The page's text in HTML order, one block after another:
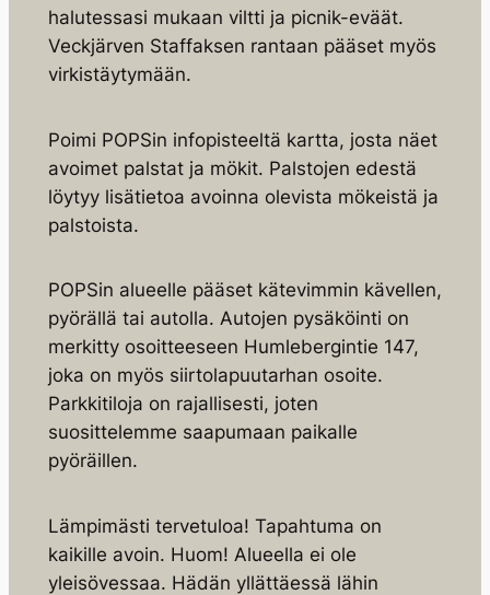
halutessasi mukaan viltti ja picnik-eväät.
Veckjärven Staffaksen rantaan pääset myös
virkistäytymään.
Poimi POPSin infopisteeltä kartta, josta näet
avoimet palstat ja mökit. Palstojen edestä
löytyy lisätietoa avoinna olevista mökeistä ja
palstoista.
POPSin alueelle pääset kätevimmin kävellen,
pyörällä tai autolla. Autojen pysäköinti on
merkitty osoitteeseen Humlebergintie 147,
joka on myös siirtolapuutarhan osoite.
Parkkitiloja on rajallisesti, joten
suosittelemme saapumaan paikalle
pyöräillen.
Lämpimästi tervetuloa! Tapahtuma on
kaikille avoin. Huom! Alueella ei ole
yleisövessaa. Hädän yllättäessä lähin